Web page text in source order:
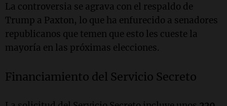
La controversia se agrava con el respaldo de
Trump a Paxton, lo que ha enfurecido a senadores
republicanos que temen que esto les cueste la
mayoría en las próximas elecciones.
Financiamiento del Servicio Secreto